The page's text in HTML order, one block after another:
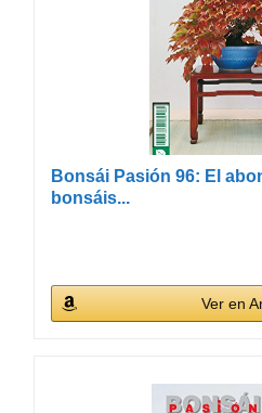
Bonsái Pasión 96: El
bonsáis...
Ver en